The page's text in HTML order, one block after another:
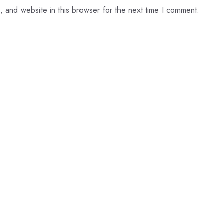
and website in this browser for the next time I comment.